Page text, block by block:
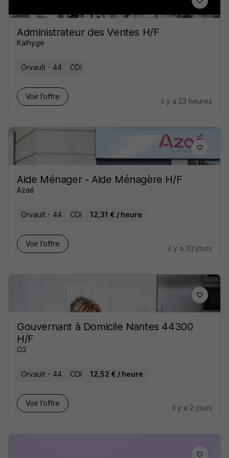
Administrateur des Ventes H/F
Kalhyge
Orvault - 44 CDI
Voir l’offre
il y a 23 heures
Aide Ménager - Aide Ménagère H/F
Azaé
Orvault - 44 CDI 12,31 € / heure
Voir l’offre
il y a 10 jours
Gouvernant à Domicile Nantes 44300
H/F
O2
Orvault - 44 CDI 12,52 € / heure
Voir l’offre
il y a 2 jours